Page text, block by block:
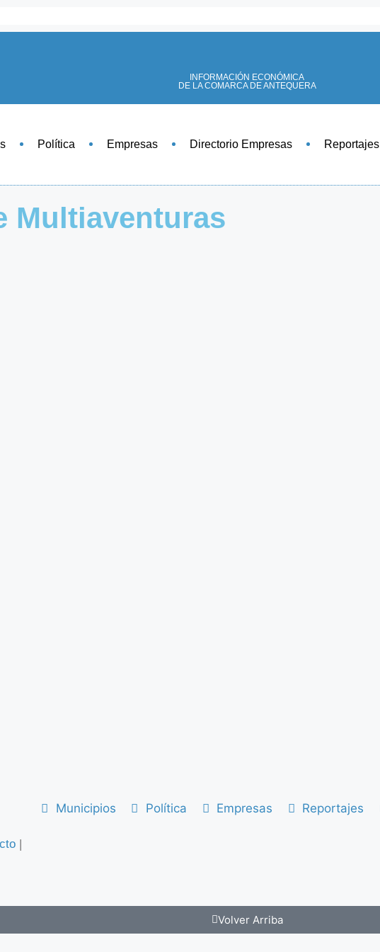
INFORMACIÓN ECONÓMICA
DE LA COMARCA DE ANTEQUERA
Política Empresas Directorio Empresas Reportajes
Multiaventuras
Municipios Política Empresas Reportajes
|
Volver Arriba